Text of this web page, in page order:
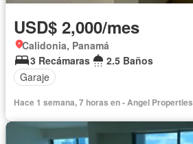
USD$ 2,000/mes
Calidonia, Panamá
3 Recámaras
2.5 Baños
Garaje
Hace 1 semana, 7 horas en - Angel Properties